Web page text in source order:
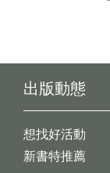
出版動態
想找好活動
新書特推薦